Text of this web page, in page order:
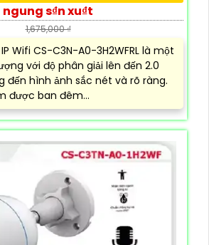
ngung s₫n xu₫t
1,675,000 ₫
Wifi CS-C3N-A0-3H2WFRL là một
với độ phân giải lên đến 2.0
đến hình ảnh sắc nét và rõ ràng.
được ban đêm...